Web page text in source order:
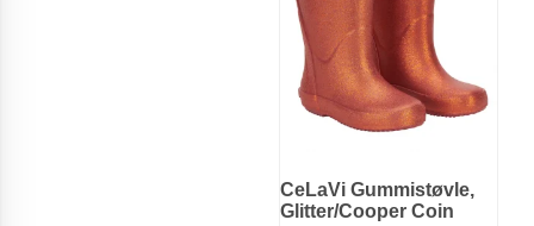
CeLaVi Gummistøvle,
Glitter/Cooper Coin